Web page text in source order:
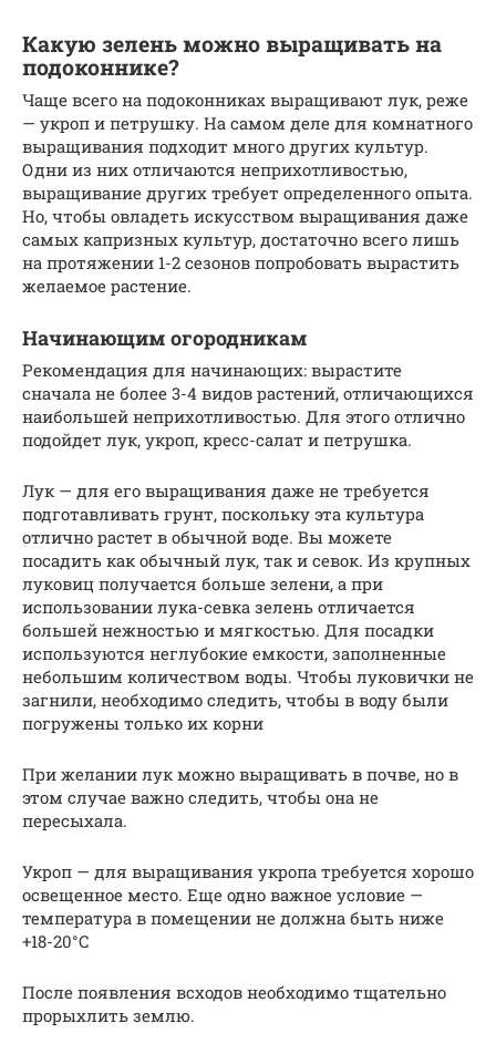
Какую зелень можно выращивать на
подоконнике?
Чаще всего на подоконниках выращивают лук, реже
— укроп и петрушку. На самом деле для комнатного
выращивания подходит много других культур.
Одни из них отличаются неприхотливостью,
выращивание других требует определенного опыта.
Но, чтобы овладеть искусством выращивания даже
самых капризных культур, достаточно всего лишь
на протяжении 1-2 сезонов попробовать вырастить
желаемое растение.
Начинающим огородникам
Рекомендация для начинающих: вырастите
сначала не более 3-4 видов растений, отличающихся
наибольшей неприхотливостью. Для этого отлично
подойдет лук, укроп, кресс-салат и петрушка.
Лук — для его выращивания даже не требуется
подготавливать грунт, поскольку эта культура
отлично растет в обычной воде. Вы можете
посадить как обычный лук, так и севок. Из крупных
луковиц получается больше зелени, а при
использовании лука-севка зелень отличается
большей нежностью и мягкостью. Для посадки
используются неглубокие емкости, заполненные
небольшим количеством воды. Чтобы луковички не
загнили, необходимо следить, чтобы в воду были
погружены только их корни
При желании лук можно выращивать в почве, но в
этом случае важно следить, чтобы она не
пересыхала.
Укроп — для выращивания укропа требуется хорошо
освещенное место. Еще одно важное условие —
температура в помещении не должна быть ниже
+18-20°С
После появления всходов необходимо тщательно
прорыхлить землю.